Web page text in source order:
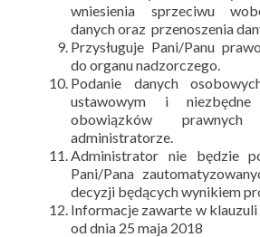
wniesienia sprzeciwu
danych oraz przenoszenia
Przysługuje Pani/Panu
do organu nadzorczego.
Podanie danych
ustawowym i niezbędne
obowiązków
administratorze.
Administrator nie będzie
Pani/Pana
decyzji będących wynikiem
Informacje zawarte w
od dnia 25 maja 2018